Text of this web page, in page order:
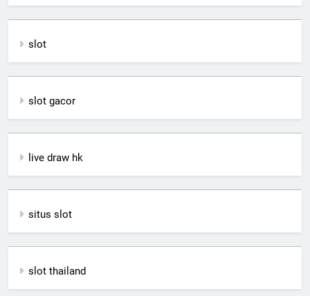
slot
slot gacor
live draw hk
situs slot
slot thailand